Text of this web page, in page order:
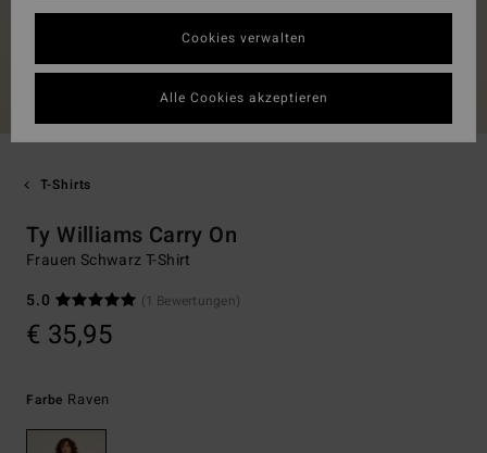
T-Shirts
Ty Williams Carry On
Frauen Schwarz T-Shirt
5.0
(1 Bewertungen)
€ 35,95
Farbe Raven
Cookies verwalten
Alle Cookies akzeptieren